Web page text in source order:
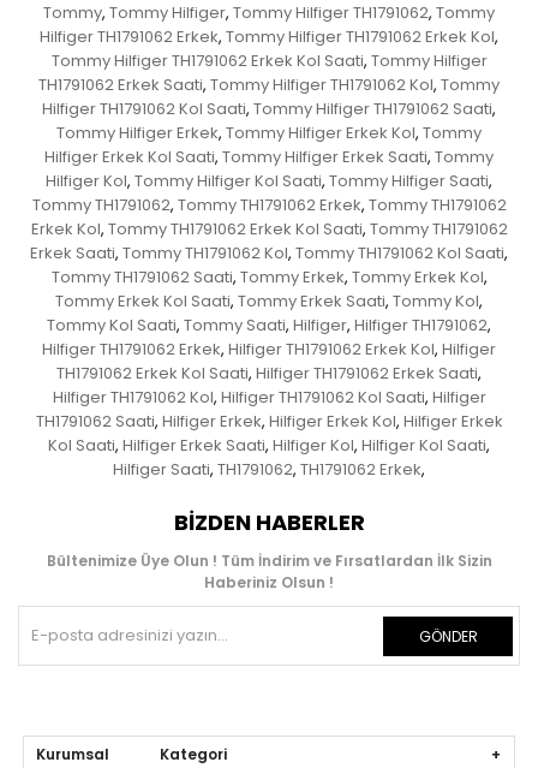
Tommy, Tommy Hilfiger, Tommy Hilfiger TH1791062, Tommy
Hilfiger TH1791062 Erkek, Tommy Hilfiger TH1791062 Erkek Kol,
Tommy Hilfiger TH1791062 Erkek Kol Saati, Tommy Hilfiger
TH1791062 Erkek Saati, Tommy Hilfiger TH1791062 Kol, Tommy
Hilfiger TH1791062 Kol Saati, Tommy Hilfiger TH1791062 Saati,
Tommy Hilfiger Erkek, Tommy Hilfiger Erkek Kol, Tommy
Hilfiger Erkek Kol Saati, Tommy Hilfiger Erkek Saati, Tommy
Hilfiger Kol, Tommy Hilfiger Kol Saati, Tommy Hilfiger Saati,
Tommy TH1791062, Tommy TH1791062 Erkek, Tommy TH1791062
Erkek Kol, Tommy TH1791062 Erkek Kol Saati, Tommy TH1791062
Erkek Saati, Tommy TH1791062 Kol, Tommy TH1791062 Kol Saati,
Tommy TH1791062 Saati, Tommy Erkek, Tommy Erkek Kol,
Tommy Erkek Kol Saati, Tommy Erkek Saati, Tommy Kol,
Tommy Kol Saati, Tommy Saati, Hilfiger, Hilfiger TH1791062,
Hilfiger TH1791062 Erkek, Hilfiger TH1791062 Erkek Kol, Hilfiger
TH1791062 Erkek Kol Saati, Hilfiger TH1791062 Erkek Saati,
Hilfiger TH1791062 Kol, Hilfiger TH1791062 Kol Saati, Hilfiger
TH1791062 Saati, Hilfiger Erkek, Hilfiger Erkek Kol, Hilfiger Erkek
Kol Saati, Hilfiger Erkek Saati, Hilfiger Kol, Hilfiger Kol Saati,
Hilfiger Saati, TH1791062, TH1791062 Erkek,
BIZDEN HABERLER
Bültenimize Üye Olun ! Tüm İndirim ve Fırsatlardan İlk Sizin
Haberiniz Olsun !
GÖNDER
Kurumsal Kategori